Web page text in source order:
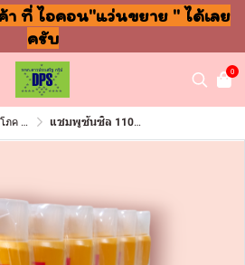
ที่ ไอคอน"แว่นขยาย " ได้เลย
ครับ
0
ปรงฟัน แชมพูซันซิล 110มล 29บาท แพ็ค6ชิ้น เหลือง